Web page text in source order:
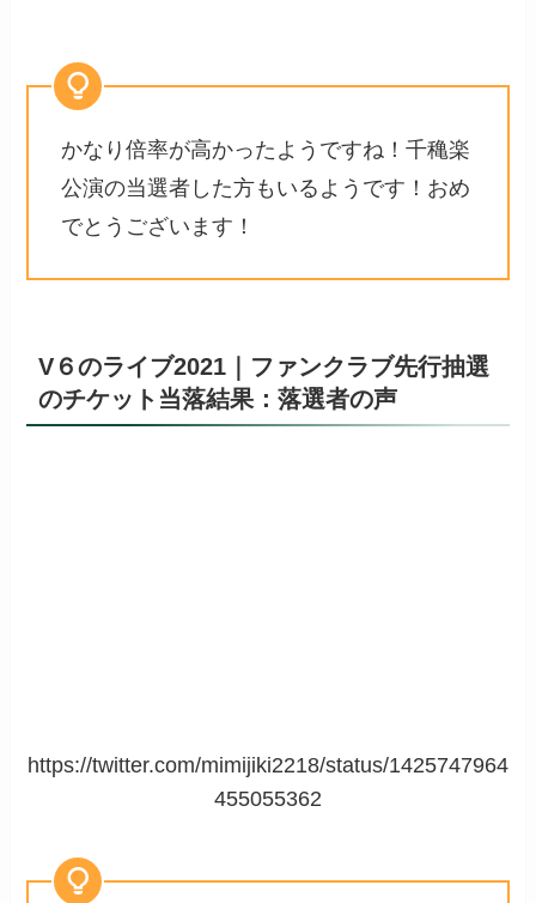
かなり倍率が高かったようですね！千穐楽
公演の当選者した方もいるようです！おめ
でとうございます！
V６のライブ2021｜ ファンクラブ先行抽選
のチケット当落結果：落選者の声
https://twitter.com/mimijiki2218/status/1425747964
455055362